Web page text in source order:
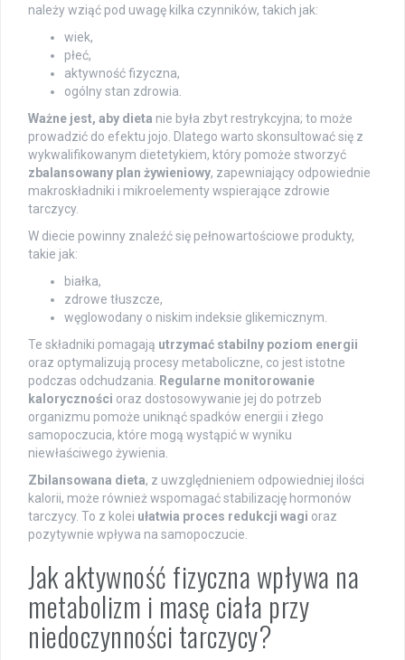
należy wziąć pod uwagę kilka czynników, takich jak:
wiek,
płeć,
aktywność fizyczna,
ogólny stan zdrowia.
Ważne jest, aby dieta nie była zbyt restrykcyjna; to może
prowadzić do efektu jojo. Dlatego warto skonsultować się z
wykwalifikowanym dietetykiem, który pomoże stworzyć
zbalansowany plan żywieniowy, zapewniający odpowiednie
makroskładniki i mikroelementy wspierające zdrowie
tarczycy.
W diecie powinny znaleźć się pełnowartościowe produkty,
takie jak:
białka,
zdrowe tłuszcze,
węglowodany o niskim indeksie glikemicznym.
Te składniki pomagają utrzymać stabilny poziom energii
oraz optymalizują procesy metaboliczne, co jest istotne
podczas odchudzania.
Regularne monitorowanie
kaloryczności oraz dostosowywanie jej do potrzeb
organizmu pomoże uniknąć spadków energii i złego
samopoczucia, które mogą wystąpić w wyniku
niewłaściwego żywienia.
Zbilansowana dieta, z uwzględnieniem odpowiedniej ilości
kalorii, może również wspomagać stabilizację hormonów
tarczycy. To z kolei ułatwia proces redukcji wagi oraz
pozytywnie wpływa na samopoczucie.
Jak aktywność fizyczna wpływa na
metabolizm i masę ciała przy
niedoczynności tarczycy?